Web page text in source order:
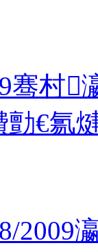
骞村
€氱
2009